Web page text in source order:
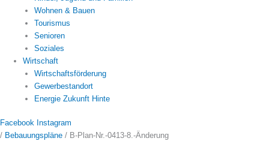
Wohnen & Bauen
Tourismus
Senioren
Soziales
Wirtschaft
Wirtschaftsförderung
Gewerbestandort
Energie Zukunft Hinte
Facebook Instagram
/ Bebauungspläne / B-Plan-Nr.-0413-8.-Änderung